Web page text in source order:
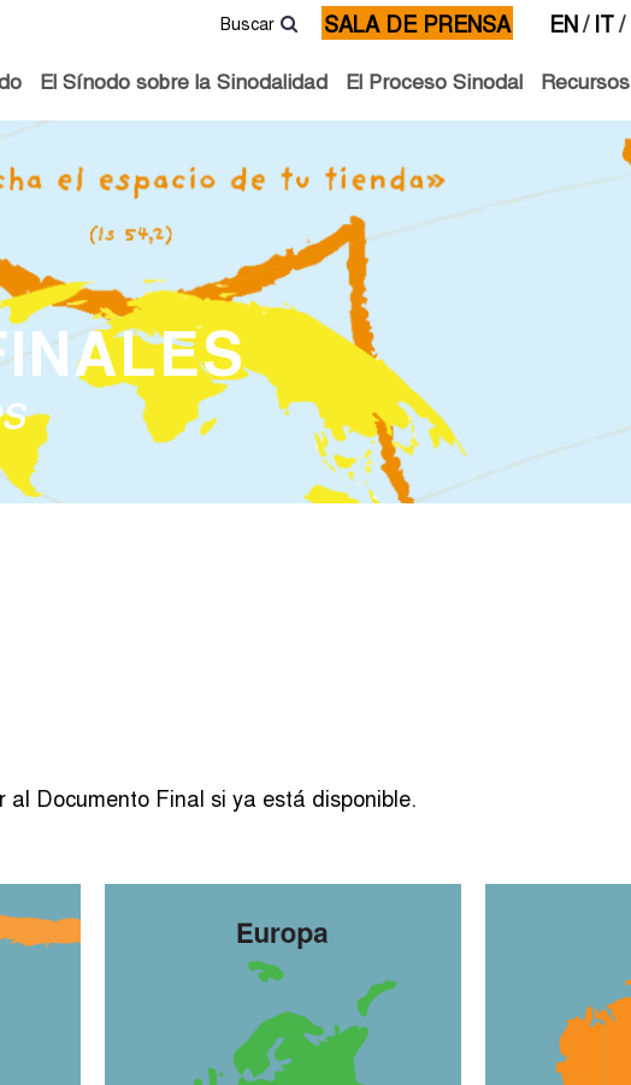
EN/ IT/
SALA DE PRENSA
Buscar
El Sínodo sobre la Sinodalidad El Proceso Sinodal Recursos
Documento Final si ya está disponible.